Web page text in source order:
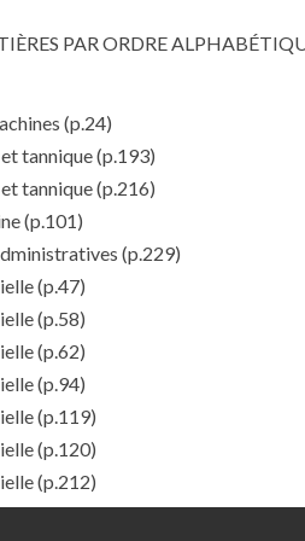
PAR ORDRE
(p.24)
tannique(p.193)
tannique(p.216)
(p.101)
(p.229)
(p.47)
(p.58)
(p.62)
(p.94)
(p.119)
(p.120)
(p.212)
(p.256)